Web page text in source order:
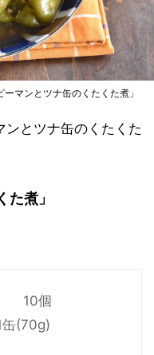
マンとツナ缶のくたくた煮」
とツナ缶のくたくた
た煮」
個
(70g)